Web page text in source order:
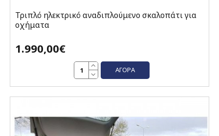
Τριπλό ηλεκτρικό αναδιπλούμενο σκαλοπάτι για
οχήματα
1.990,00€
ΑΓΟΡΆ